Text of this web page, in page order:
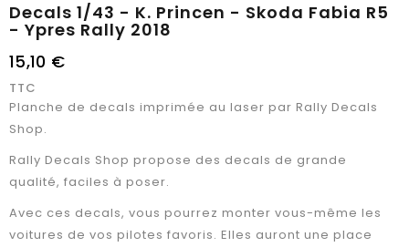
Decals 1/43 - K. Princen - Skoda Fabia R5
- Ypres Rally 2018
15,10 €
TTC
Planche de decals imprimée au laser par Rally Decals
Shop.
Rally Decals Shop propose des decals de grande
qualité, faciles à poser.
Avec ces decals, vous pourrez monter vous-même les
voitures de vos pilotes favoris. Elles auront une place